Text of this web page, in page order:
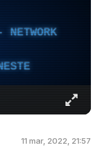
11 mar, 2022, 21:57